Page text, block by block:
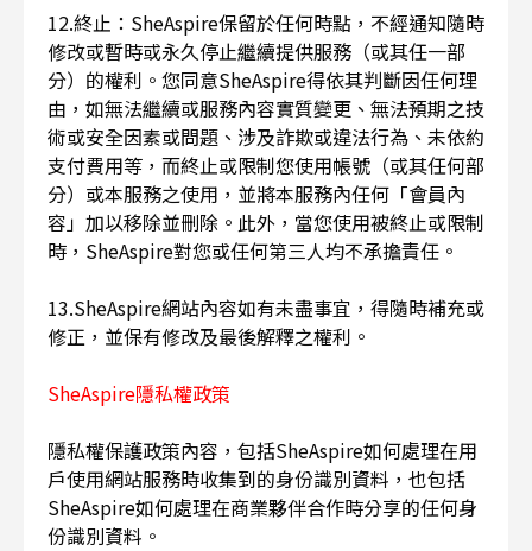
12.終止：SheAspire保留於任何時點，不經通知隨時
修改或暫時或永久停止繼續提供服務（或其任一部
分）的權利。您同意SheAspire得依其判斷因任何理
由，如無法繼續或服務內容實質變更、無法預期之技
術或安全因素或問題、涉及詐欺或違法行為、未依約
支付費用等，而終止或限制您使用帳號（或其任何部
分）或本服務之使用，並將本服務內任何「會員內
容」加以移除並刪除。此外，當您使用被終止或限制
時，SheAspire對您或任何第三人均不承擔責任。
13.SheAspire網站內容如有未盡事宜，得隨時補充或
修正，並保有修改及最後解釋之權利。
SheAspire隱私權政策
隱私權保護政策內容，包括SheAspire如何處理在用
戶使用網站服務時收集到的身份識別資料，也包括
SheAspire如何處理在商業夥伴合作時分享的任何身
份識別資料。